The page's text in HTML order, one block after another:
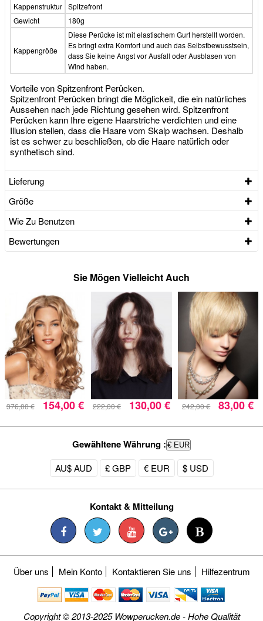
Kappenstruktur Spitzefront
Gewicht
180g
Kappengröße
Diese Perücke ist mit elastischem Gurt herstellt worden.
Es bringt extra Komfort und auch das Selbstbewusstsein,
dass Sie keine Angst vor Ausfall oder Ausblasen von
Wind haben.
Vorteile von Spitzenfront Perücken.
Spitzenfront Perücken bringt die Möglickeit, die ein natürliches
Aussehen nach jede Richtung gesehen wird. Spitzenfront
Perücken kann Ihre eigene Haarstriche verdichten und eine
Illusion stellen, dass die Haare vom Skalp wachsen. Deshalb
ist es schwer zu beschließen, ob die Haare natürlich oder
synthetisch sind.
Lieferung
Größe
Wie Zu Benutzen
Bewertungen
Sie Mögen Vielleicht Auch
376,00 € 154,00 € 222,00 € 130,00 € 242,00 € 83,00 €
Gewähltene Währung : € EUR
AU$ AUD £ GBP € EUR $ USD
Kontakt & Mitteilung
Über uns Mein Konto Kontaktieren Sie uns Hilfezentrum
Copyright © 2013-2025 Wowperucken.de - Hohe Qualität